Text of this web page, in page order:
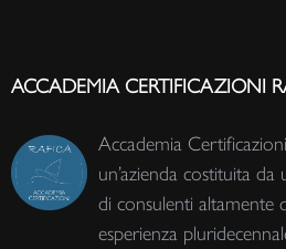
ACCADEMIA CERTIFICAZIONI
Accademia
un’azienda costituita da
di consulenti altamente
esperienza